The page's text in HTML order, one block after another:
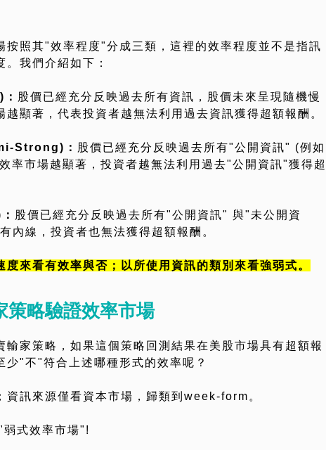
按照其"效率程度"分成三類，這裡的效率程度並不是指訊
我們介紹如下：
股價已經充分反映過去所有資訊，股價未來呈現隨機慢
越顯著，代表投資者越無法利用過去資訊獲得超額報酬。
Strong)： 股價已經充分反映過去所有"公開資訊" (例如
率市場越顯著，投資者越無法利用過去"公開資訊"獲得超
股價已經充分反映過去所有"公開資訊" 與"未公開資
內線，投資者也無法獲得超額報酬。
度來看有效率與否；以所使用資訊的類別來看強弱式。
策略驗證效率市場
輸家策略，如果這個策略回測結果在美股市場具有超額報
少"不"符合上述哪種形式的效率呢？
資訊來源僅看資本市場，歸類到week-form。
式效率市場"!